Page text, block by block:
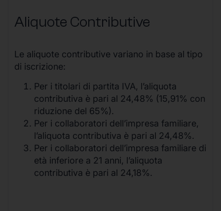
Aliquote Contributive
Le aliquote contributive variano in base al tipo
di iscrizione:
Per i titolari di partita IVA, l’aliquota
contributiva è pari al 24,48% (15,91% con
riduzione del 65%).
Per i collaboratori dell’impresa familiare,
l’aliquota contributiva è pari al 24,48%.
Per i collaboratori dell’impresa familiare di
età inferiore a 21 anni, l’aliquota
contributiva è pari al 24,18%.